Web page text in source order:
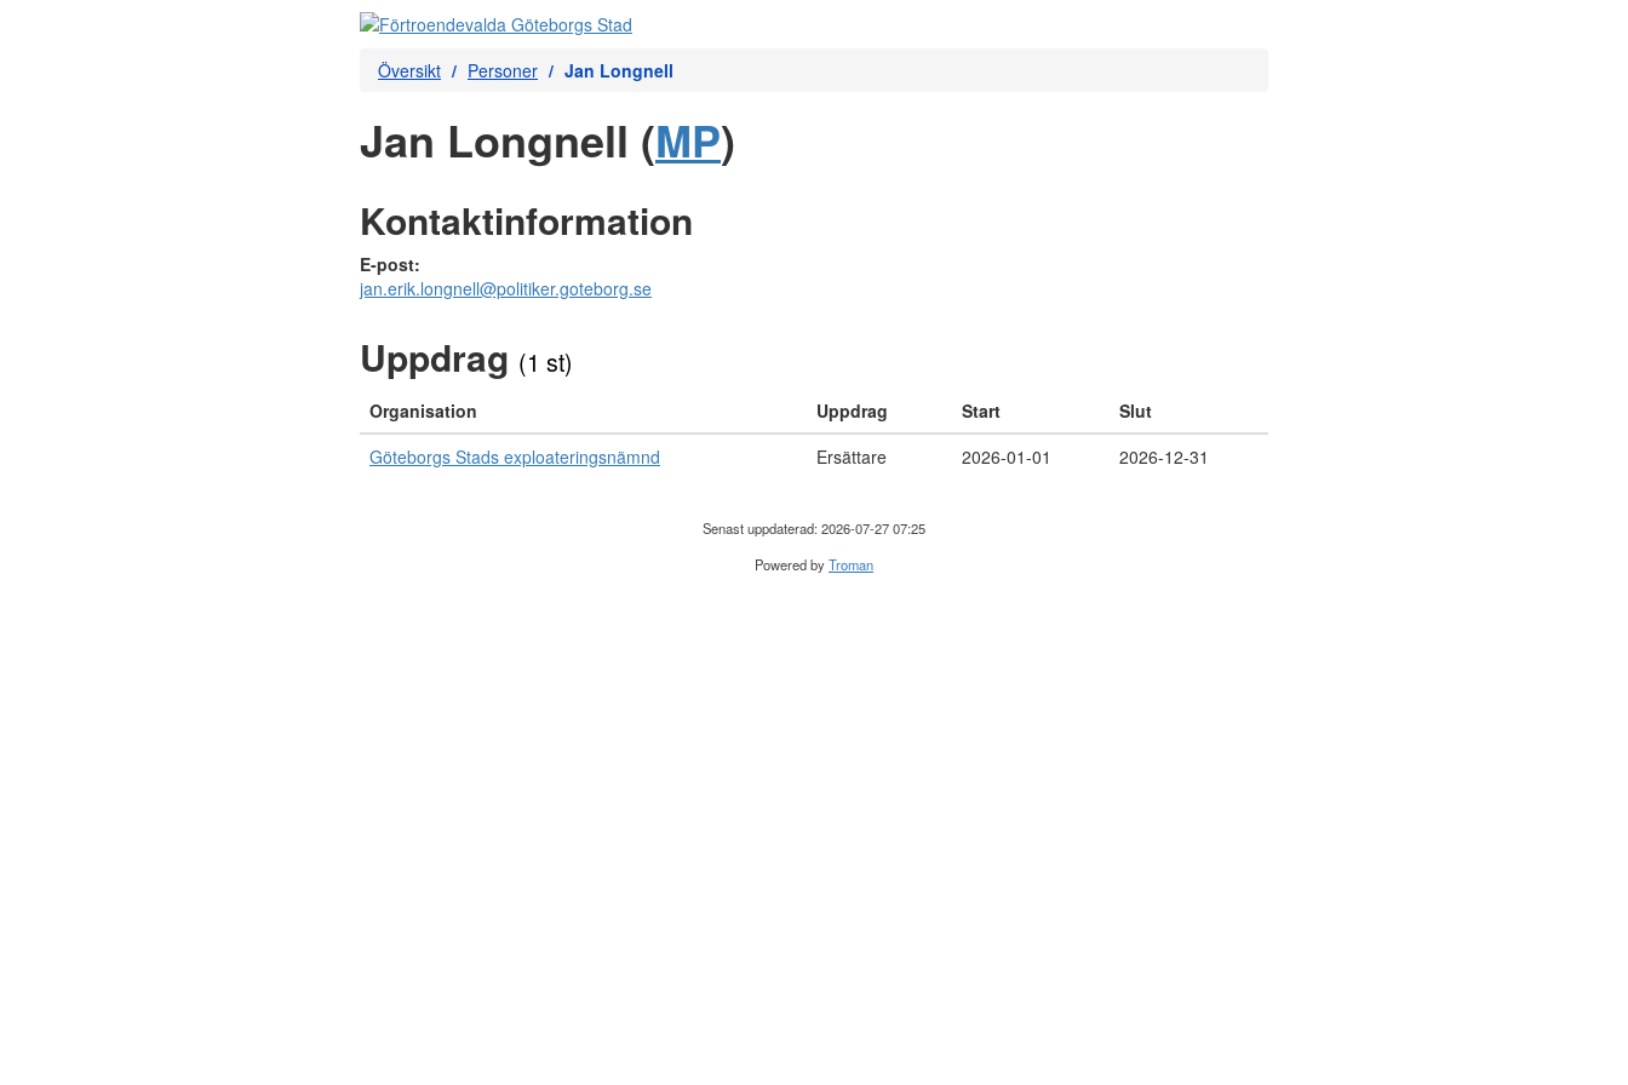
Översikt Personer Jan Longnell
Jan Longnell (MP)
Kontaktinformation
E-post:
jan.erik.longnell@politiker.goteborg.se
Uppdrag (1 st)
Organisation Uppdrag Start
Slut
Göteborgs Stads exploateringsnämnd
Ersättare 2026-01-01 2026-12-31
Senast uppdaterad: 2026-07-27 07:25
Powered byTroman